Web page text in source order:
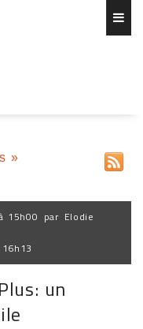
»
15h00 par Elodie
un